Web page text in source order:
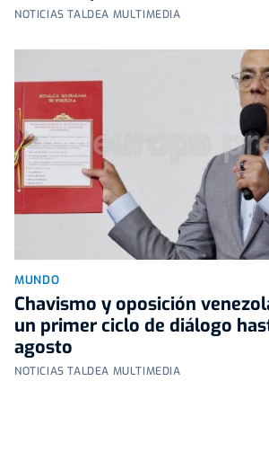
NOTICIAS TALDEA MULTIMEDIA
MUNDO
Chavismo y oposición
un primer ciclo de diálogo
agosto
NOTICIAS TALDEA MULTIMEDIA